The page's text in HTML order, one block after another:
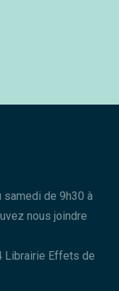
samedi de 9h30 à
nous joindre
Librairie Effets de